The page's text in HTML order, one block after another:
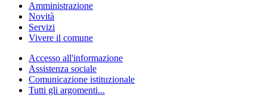
Amministrazione
Novità
Servizi
Vivere il comune
Accesso all'informazione
Assistenza sociale
Comunicazione istituzionale
Tutti gli argomenti...